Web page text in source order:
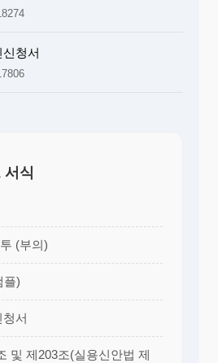
청서
서식
(부의)
플)
서
및 제203조(실용신안법 제